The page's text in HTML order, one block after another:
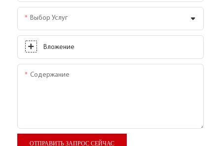
Выбор Услуг
Вложение
Содержание
ОТПРАВИТЬ ЗАПРОС СЕЙЧАС